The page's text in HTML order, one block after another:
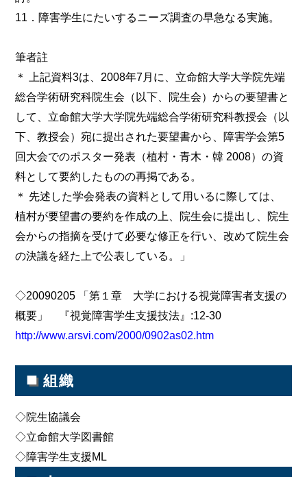
11．障害学生にたいするニーズ調査の早急なる実施。
筆者註
＊ 上記資料3は、2008年7月に、立命館大学大学院先端
総合学術研究科院生会（以下、院生会）からの要望書と
して、立命館大学大学院先端総合学術研究科教授会（以
下、教授会）宛に提出された要望書から、障害学会第5
回大会でのポスター発表（植村・青木・韓 2008）の資
料として要約したものの再掲である。
＊ 先述した学会発表の資料として用いるに際しては、
植村が要望書の要約を作成の上、院生会に提出し、院生
会からの指摘を受けて必要な修正を行い、改めて院生会
の決議を経た上で公表している。」
◇20090205 「第１章 大学における視覚障害者支援の
概要」 『視覚障害学生支援技法』:12-30
http://www.arsvi.com/2000/0902as02.htm
■ 組織
◇院生協議会
◇立命館大学図書館
◇障害学生支援ML